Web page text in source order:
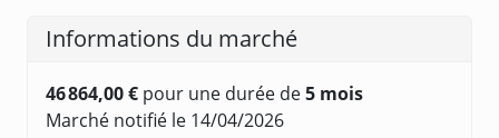
Informations du marché
46 864,00 € pour une durée de5 mois
Marché notifié le 14/04/2026